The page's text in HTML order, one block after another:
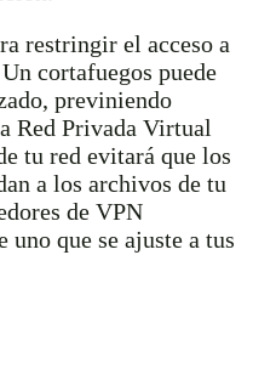
restringir el acceso a
cortafuegos puede
previniendo
Red Privada Virtual
tu red evitará que los
a los archivos de tu
de VPN
que se ajuste a tus